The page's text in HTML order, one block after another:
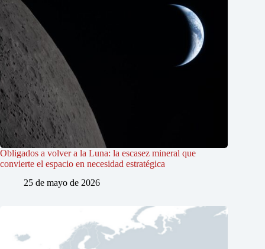
Obligados a volver a la Luna: la escasez mineral que
convierte el espacio en necesidad estratégica
25 de mayo de 2026